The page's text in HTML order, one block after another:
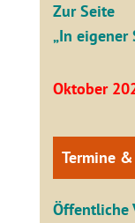
Zur Seite
„In eigener
Oktober
Termine
Öffentliche